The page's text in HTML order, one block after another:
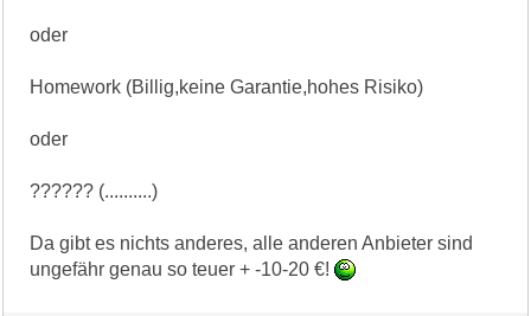
oder
Homework (Billig,keine Garantie,hohes Risiko)
oder
?????? (..........)
Da gibt es nichts anderes, alle anderen Anbieter sind
ungefähr genau so teuer + -10-20 €!